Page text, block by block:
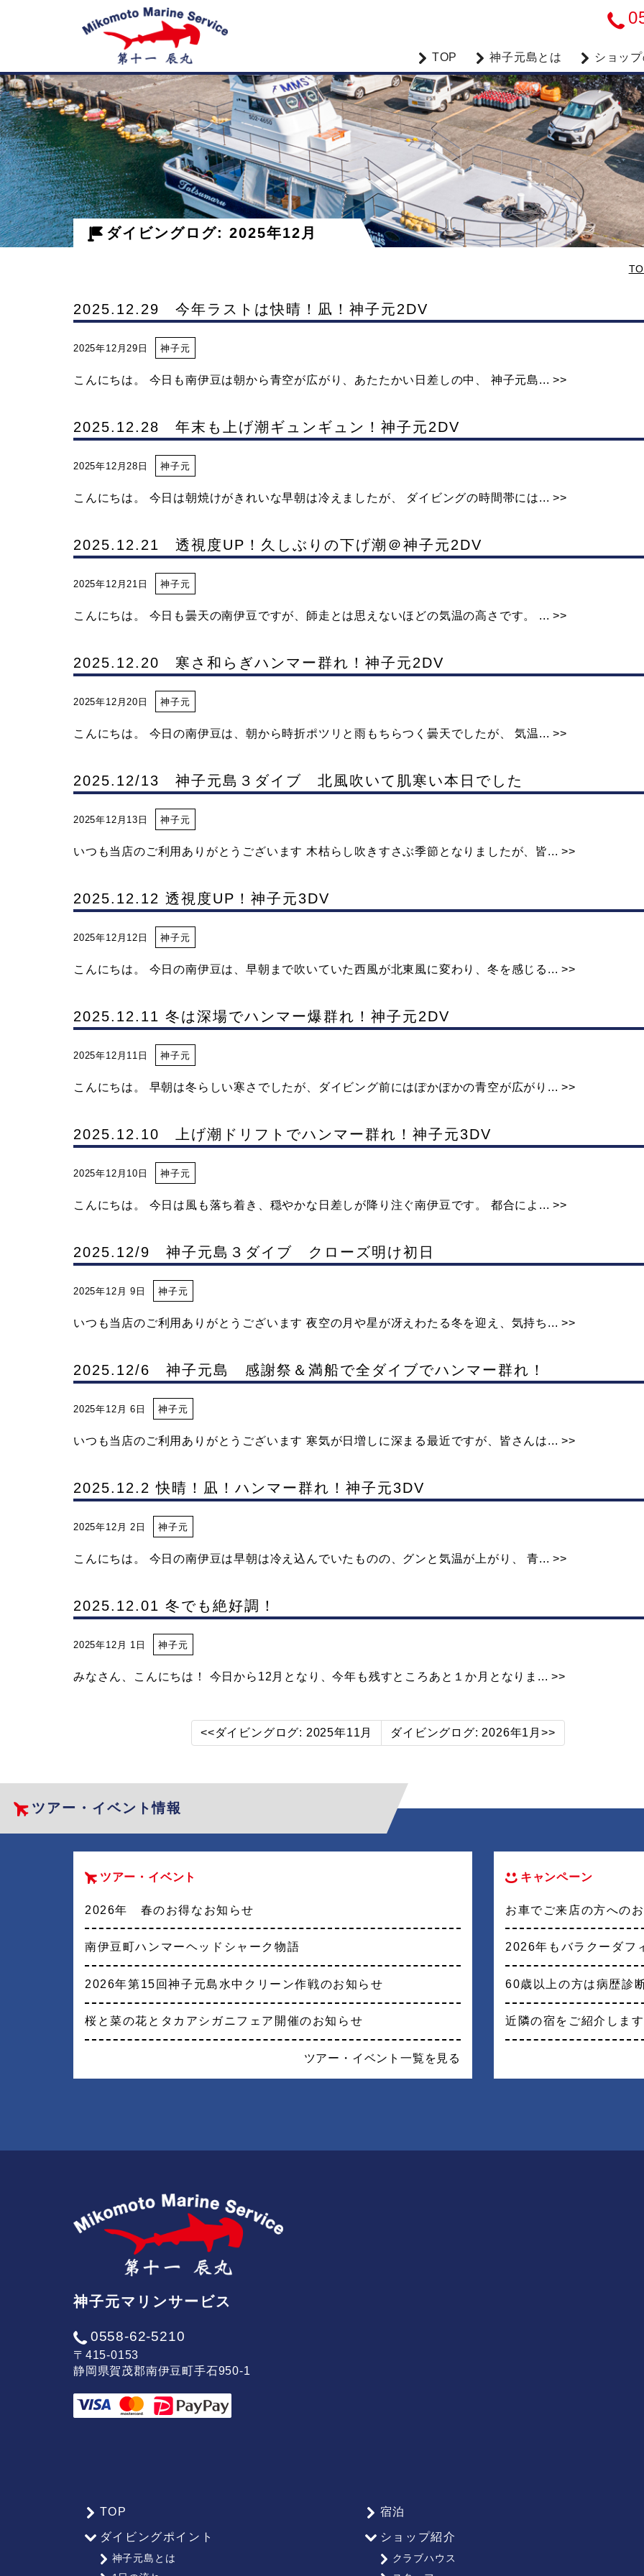
神
子
元
島
ダ
イ
ビ
ン
グ
ら
元
マ
リ
ン
サ
ー
ビ
TOP 神子元島とは ショッ
ダイビングログ: 2025年12月
2025.12.29 今年ラストは快晴！凪！神子元2DV
2025年12月29日 神子元
こんにちは。 今日も南伊豆は朝から青空が広がり、あたたかい日差しの中、 神子元島... >>
2025.12.28 年末も上げ潮ギュンギュン！神子元2DV
2025年12月28日 神子元
こんにちは。 今日は朝焼けがきれいな早朝は冷えましたが、 ダイビングの時間帯には... >>
2025.12.21 透視度UP！久しぶりの下げ潮＠神子元2DV
2025年12月21日 神子元
こんにちは。 今日も曇天の南伊豆ですが、師走とは思えないほどの気温の高さです。 ... >>
2025.12.20 寒さ和らぎハンマー群れ！神子元2DV
2025年12月20日 神子元
こんにちは。 今日の南伊豆は、朝から時折ポツリと雨もちらつく曇天でしたが、 気温... >>
2025.12/13 神子元島３ダイブ 北風吹いて肌寒い本日でした
2025年12月13日 神子元
いつも当店のご利用ありがとうございます 木枯らし吹きすさぶ季節となりましたが、皆... >>
2025.12.12 透視度UP！神子元3DV
2025年12月12日 神子元
こんにちは。 今日の南伊豆は、早朝まで吹いていた西風が北東風に変わり、冬を感じる... >>
2025.12.11 冬は深場でハンマー爆群れ！神子元2DV
2025年12月11日 神子元
こんにちは。 早朝は冬らしい寒さでしたが、ダイビング前にはぽかぽかの青空が広がり... >>
2025.12.10 上げ潮ドリフトでハンマー群れ！神子元3DV
2025年12月10日 神子元
こんにちは。 今日は風も落ち着き、穏やかな日差しが降り注ぐ南伊豆です。 都合によ... >>
2025.12/9 神子元島３ダイブ クローズ明け初日
2025年12月 9日 神子元
いつも当店のご利用ありがとうございます 夜空の月や星が冴えわたる冬を迎え、気持ち... >>
2025.12/6 神子元島 感謝祭＆満船で全ダイブでハンマー群れ！
2025年12月 6日 神子元
いつも当店のご利用ありがとうございます 寒気が日増しに深まる最近ですが、皆さんは... >>
2025.12.2 快晴！凪！ハンマー群れ！神子元3DV
2025年12月 2日 神子元
こんにちは。 今日の南伊豆は早朝は冷え込んでいたものの、グンと気温が上がり、 青... >>
2025.12.01 冬でも絶好調！
2025年12月 1日 神子元
みなさん、こんにちは！ 今日から12月となり、今年も残すところあと１か月となりま... >>
<<ダイビングログ: 2025年11月 ダイビングログ: 2026年1月>>
ツアー・イベント情報
ツアー・イベント
2026年 春のお得なお知らせ
南伊豆町ハンマーヘッドシャーク物語
2026年第15回神子元島水中クリーン作戦のお知らせ
桜と菜の花とタカアシガニフェア開催のお知らせ
ツアー・イベント一覧を見る
キャンペーン
お車でご来店の方への
2026年もバラクーダフ
60歳以上の方は病歴診
近隣の宿をご紹介します
神子元マリンサービス
0558-62-5210
〒415-0153
静岡県賀茂郡南伊豆町手石950-1
TOP
ダイビングポイント
神子元島とは
宿泊
ショップ紹介
クラブハウス